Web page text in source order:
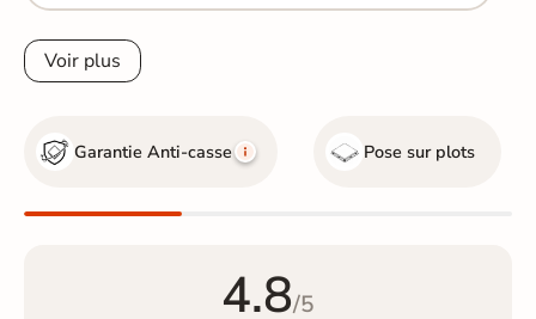
Voir plus
Garantie Anti-casse Pose sur plots
4.8/5